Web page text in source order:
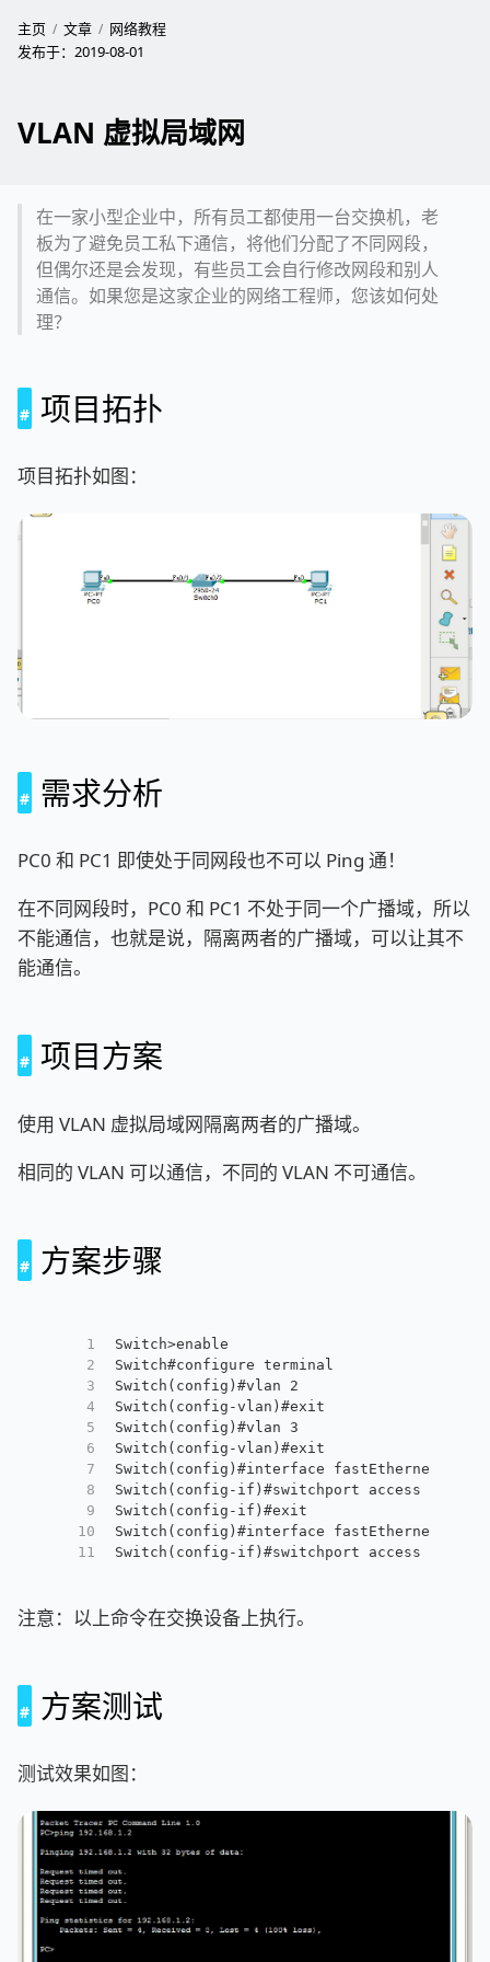
主页 文章
网络教程
发布于： 2019-08-01
VLAN 虚拟局域网
在一家小型企业中，所有员工都使用一台交换机，老
板为了避免员工私下通信，将他们分配了不同网段，
但偶尔还是会发现，有些员工会自行修改网段和别人
通信。如果您是这家企业的网络工程师，您该如何处
理？
项目拓扑
项目拓扑如图：
需求分析
PC0 和 PC1 即使处于同网段也不可以 Ping 通！
在不同网段时，PC0 和 PC1 不处于同一个广播域，所以
不能通信，也就是说，隔离两者的广播域，可以让其不
能通信。
项目方案
使用 VLAN 虚拟局域网隔离两者的广播域。
相同的 VLAN 可以通信，不同的 VLAN 不可通信。
方案步骤
1
2
3
4
5
6
7
8
9
10
11
Switch>enable
Switch#configure terminal
Switch(config)#vlan 2
Switch(config-vlan)#exit
Switch(config)#vlan 3
Switch(config-vlan)#exit
Switch(config)#interface fastEthernet 0/1
Switch(config-if)#switchport access vlan 2
Switch(config-if)#exit
Switch(config)#interface fastEthernet 0/2
Switch(config-if)#switchport access vlan 3
注意：以上命令在交换设备上执行。
方案测试
测试效果如图：